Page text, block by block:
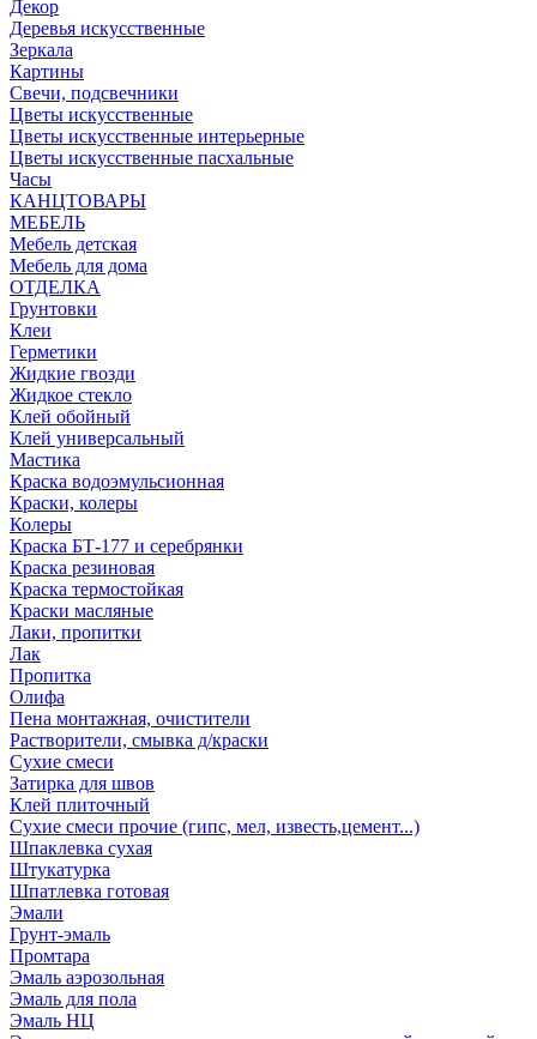
Декор
Деревья искусственные
Зеркала
Картины
Свечи, подсвечники
Цветы искусственные
Цветы искусственные интерьерные
Цветы искусственные пасхальные
Часы
КАНЦТОВАРЫ
МЕБЕЛЬ
Мебель детская
Мебель для дома
ОТДЕЛКА
Грунтовки
Клеи
Герметики
Жидкие гвозди
Жидкое стекло
Клей обойный
Клей универсальный
Мастика
Краска водоэмульсионная
Краски, колеры
Колеры
Краска БТ-177 и серебрянки
Краска резиновая
Краска термостойкая
Краски масляные
Лаки, пропитки
Лак
Пропитка
Олифа
Пена монтажная, очистители
Растворители, смывка д/краски
Сухие смеси
Затирка для швов
Клей плиточный
Сухие смеси прочие (гипс, мел, известь,цемент...)
Шпаклевка сухая
Штукатурка
Шпатлевка готовая
Эмали
Грунт-эмаль
Промтара
Эмаль аэрозольная
Эмаль для пола
Эмаль НЦ